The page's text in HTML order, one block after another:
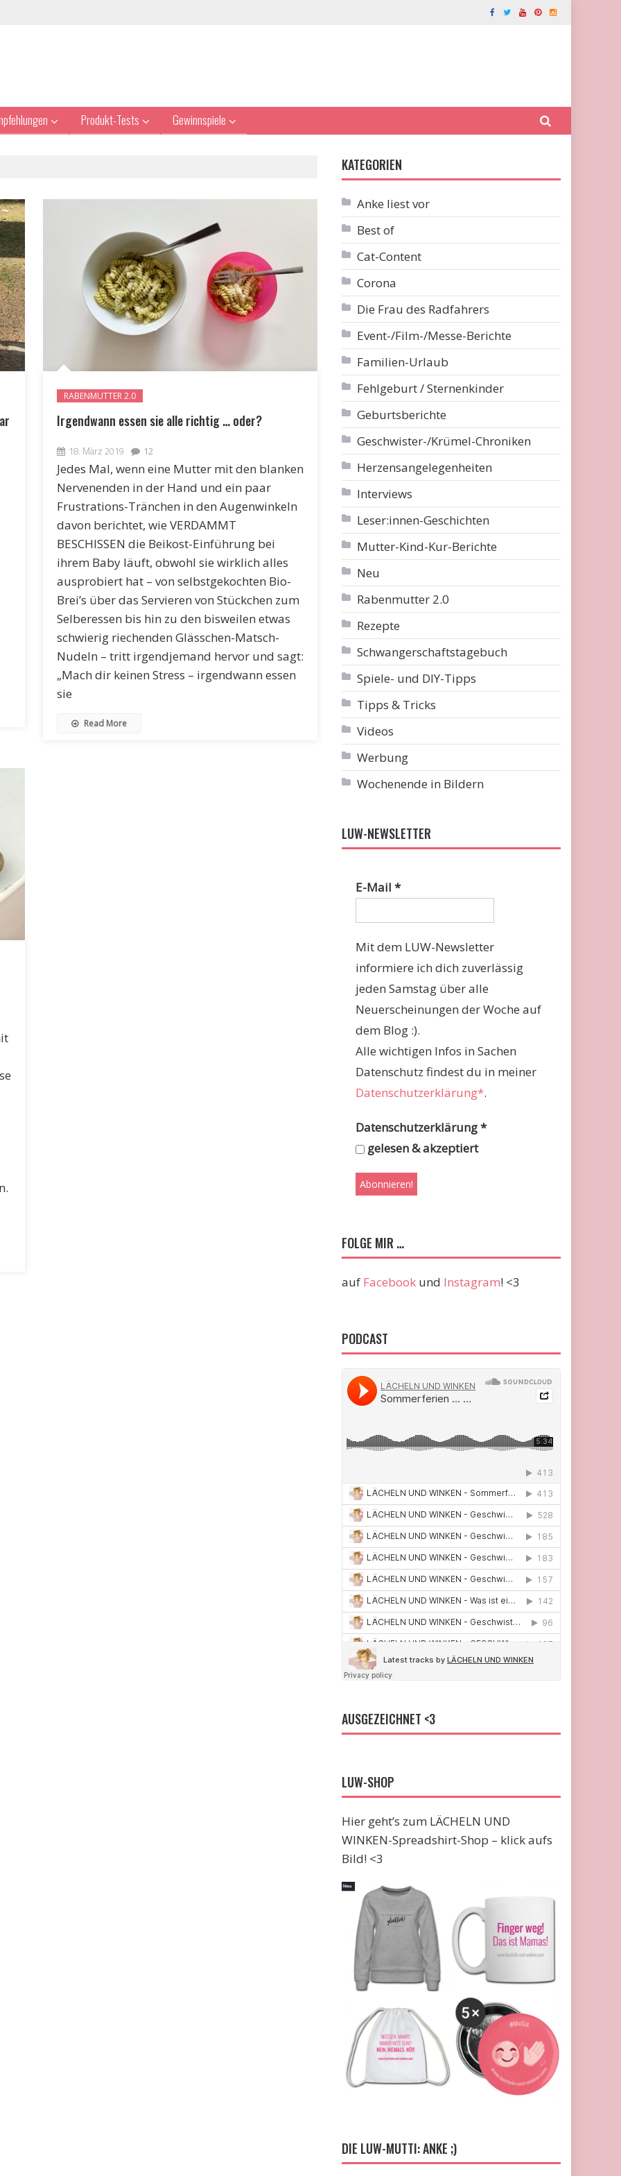
Produkt-Tests Gewinnspiele
RABENMUTTER 2.0
Irgendwann essen sie alle richtig … oder?
18. März 2019 12
Jedes Mal, wenn eine Mutter mit den blanken
Nervenenden in der Hand und ein paar
Frustrations-Tränchen in den Augenwinkeln
davon berichtet, wie VERDAMMT
BESCHISSEN die Beikost-Einführung bei
ihrem Baby läuft, obwohl sie wirklich alles
ausprobiert hat – von selbstgekochten Bio-
Brei’s über das Servieren von Stückchen zum
Selberessen bis hin zu den bisweilen etwas
schwierig riechenden Glässchen-Matsch-
Nudeln – tritt irgendjemand hervor und sagt:
„Mach dir keinen Stress – irgendwann essen
sie
Read More
KATEGORIEN
Anke liest vor
Best of
Cat-Content
Corona
Die Frau des Radfahrers
Event-/Film-/Messe-Berichte
Familien-Urlaub
Fehlgeburt / Sternenkinder
Geburtsberichte
Geschwister-/Krümel-Chroniken
Herzensangelegenheiten
Interviews
Leser:innen-Geschichten
Mutter-Kind-Kur-Berichte
Neu
Rabenmutter 2.0
Rezepte
Schwangerschaftstagebuch
Spiele- und DIY-Tipps
Tipps & Tricks
Videos
Werbung
Wochenende in Bildern
LUW-NEWSLETTER
E-Mail*
Mit dem LUW-Newsletter
informiere ich dich zuverlässig
jeden Samstag über alle
Neuerscheinungen der Woche auf
dem Blog :).
Alle wichtigen Infos in Sachen
Datenschutz findest du in meiner
Datenschutzerklärung*.
Datenschutzerklärung*
gelesen & akzeptiert
FOLGE MIR …
auf Facebook und Instagram! <3
PODCAST
AUSGEZEICHNET <3
LUW-SHOP
Hier geht’s zum LÄCHELN UND
WINKEN-Spreadshirt-Shop – klick aufs
Bild! <3
DIE LUW-MUTTI: ANKE ;)